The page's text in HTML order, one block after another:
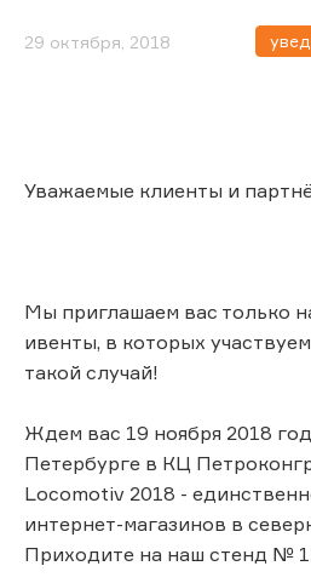
29 октября, 2018
Уважаемые клиенты и
Мы приглашаем вас только
ивенты, в которых
такой случай!
Ждем вас 19 ноября 2018
Петербурге в КЦ
Locomotiv 2018 -
интернет-магазинов в
Приходите на наш стенд №